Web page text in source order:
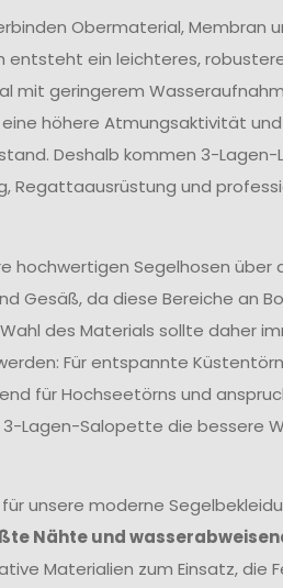
Obermaterial, Membran
entsteht ein leichteres,
mit geringerem
höhere Atmungsaktivität
Deshalb kommen 3-
Regattaausrüstung und
hochwertigen Segelhosen über
Gesäß, da diese Bereiche an
des Materials sollte daher
Für entspannte
für Hochseetörns und
Lagen-Salopette die bessere
unsere moderne
Nähte und
Materialien zum Einsatz, die